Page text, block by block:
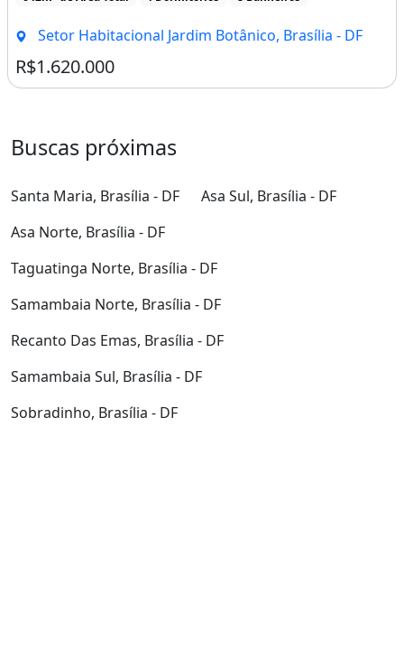
Setor Habitacional Jardim Botânico, Brasília - DF
R$1.620.000
Buscas próximas
Santa Maria, Brasília - DF
Asa Sul, Brasília - DF
Asa Norte, Brasília - DF
Taguatinga Norte, Brasília - DF
Samambaia Norte, Brasília - DF
Recanto Das Emas, Brasília - DF
Samambaia Sul, Brasília - DF
Sobradinho, Brasília - DF